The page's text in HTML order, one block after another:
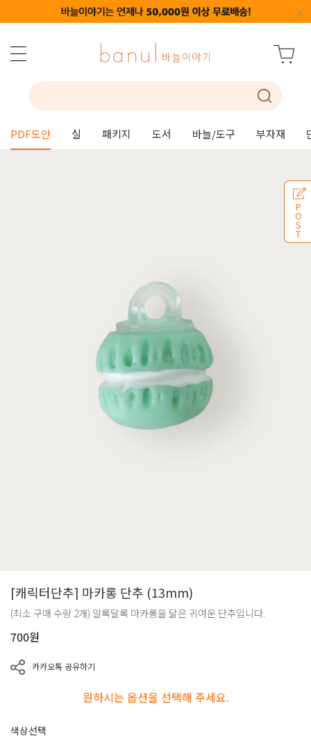
PDF도안 실 패키지 도서 바늘/도구 부자재
P
O
S
T
[캐릭터단추] 마카롱 단추 (13mm)
(최소 구매 수량 2개) 알록달록 마카롱을 닮은 귀여운 단추입니다.
700원
카카오톡 공유하기
원하시는 옵션을 선택해 주세요.
색상선택